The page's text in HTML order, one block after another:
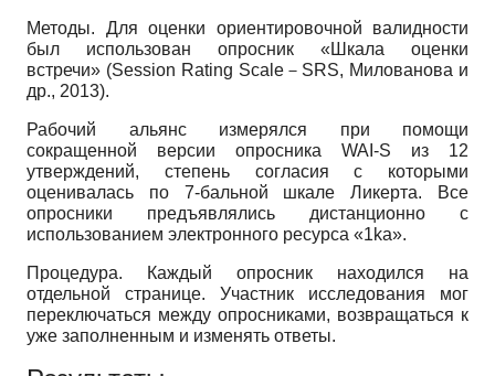
Методы. Для оценки ориентировочной валидности
был использован опросник «Шкала оценки
встречи» (Session Rating Scale－SRS, Милованова и
др., 2013).
Рабочий альянс измерялся при помощи
сокращенной версии опросника WAI-S из 12
утверждений, степень согласия с которыми
оценивалась по 7-бальной шкале Ликерта. Все
опросники предъявлялись дистанционно с
использованием электронного ресурса «1ka».
Процедура. Каждый опросник находился на
отдельной странице. Участник исследования мог
переключаться между опросниками, возвращаться к
уже заполненным и изменять ответы.